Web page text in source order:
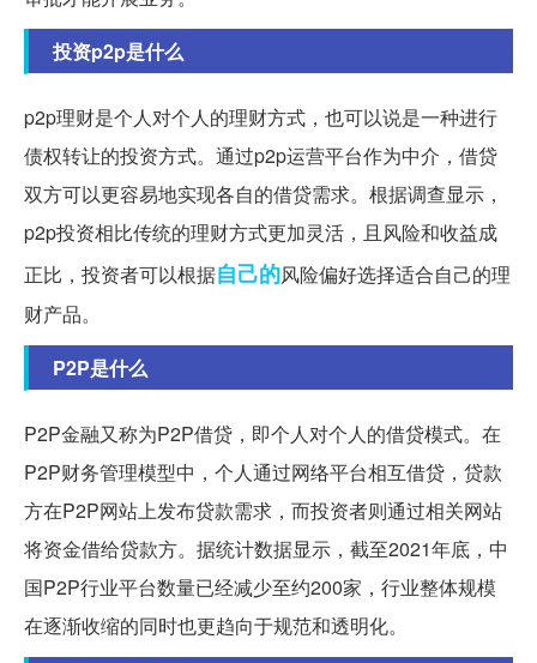
投资p2p是什么
p2p理财是个人对个人的理财方式，也可以说是一种进行
债权转让的投资方式。通过p2p运营平台作为中介，借贷
双方可以更容易地实现各自的借贷需求。根据调查显示，
p2p投资相比传统的理财方式更加灵活，且风险和收益成
正比，投资者可以根据自己的风险偏好选择适合自己的理
财产品。
P2P是什么
P2P金融又称为P2P借贷，即个人对个人的借贷模式。在
P2P财务管理模型中，个人通过网络平台相互借贷，贷款
方在P2P网站上发布贷款需求，而投资者则通过相关网站
将资金借给贷款方。据统计数据显示，截至2021年底，中
国P2P行业平台数量已经减少至约200家，行业整体规模
在逐渐收缩的同时也更趋向于规范和透明化。